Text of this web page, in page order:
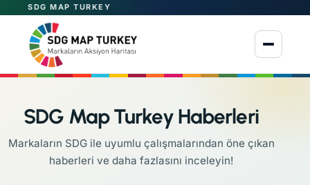
SDG MAP TURKEY
Menüyü aç
SDG Map Turkey Haberleri
Markaların SDG ile uyumlu çalışmalarından öne çıkan
haberleri ve daha fazlasını inceleyin!